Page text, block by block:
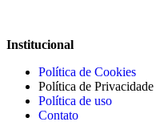
Institucional
Política de Cookies
Política de Privacidade
Política de uso
Contato